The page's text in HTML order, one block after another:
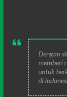
Dengan
memberi
untuk
di